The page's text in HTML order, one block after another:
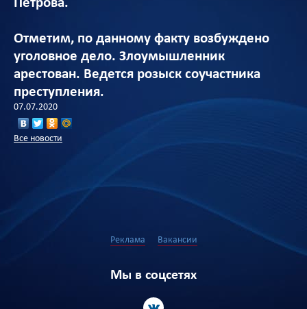
Петрова.
Отметим, по данному факту возбуждено
уголовное дело. Злоумышленник
арестован. Ведется розыск соучастника
преступления.
07.07.2020
Все новости
Реклама Вакансии
Мы в соцсетях